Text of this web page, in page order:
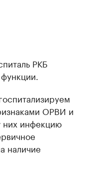
РКБ
ОРВИ и
них инфекцию
наличие